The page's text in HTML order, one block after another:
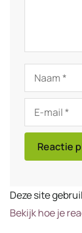
Naam
mail
Deze site
Bekijk hoe je